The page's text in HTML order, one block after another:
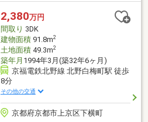
2,380万円
間取り 3DK
建物面積91.8m2
土地面積49.3m2
築年月 1994年3月(築32年6ヶ月)
京福電鉄北野線 北野白梅町駅 徒歩
8分
その他の交通
京都府京都市上京区下横町